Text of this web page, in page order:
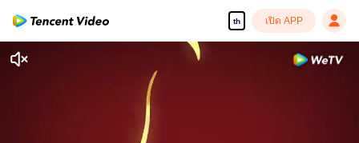
th เปิด APP